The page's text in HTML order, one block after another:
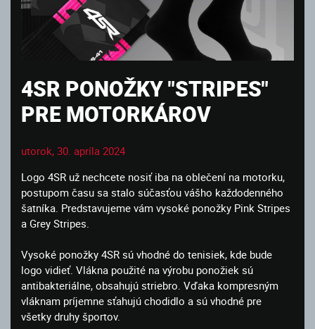
4SR PONOŽKY "STRIPES"
PRE MOTORKÁROV
utorok, 30. apríla 2024
Logo 4SR už nechcete nosiť iba na oblečení na motorku,
postupom času sa stalo súčasťou vášho každodenného
šatníka. Predstavujeme vám vysoké ponožky Pink Stripes
a Grey Stripes.
Vysoké ponožky 4SR sú vhodné do tenisiek, kde bude
logo vidieť. Vlákna použité na výrobu ponožiek sú
antibakteriálne, obsahujú striebro. Vďaka kompresným
vláknam príjemne sťahujú chodidlo a sú vhodné pre
všetky druhy športov.